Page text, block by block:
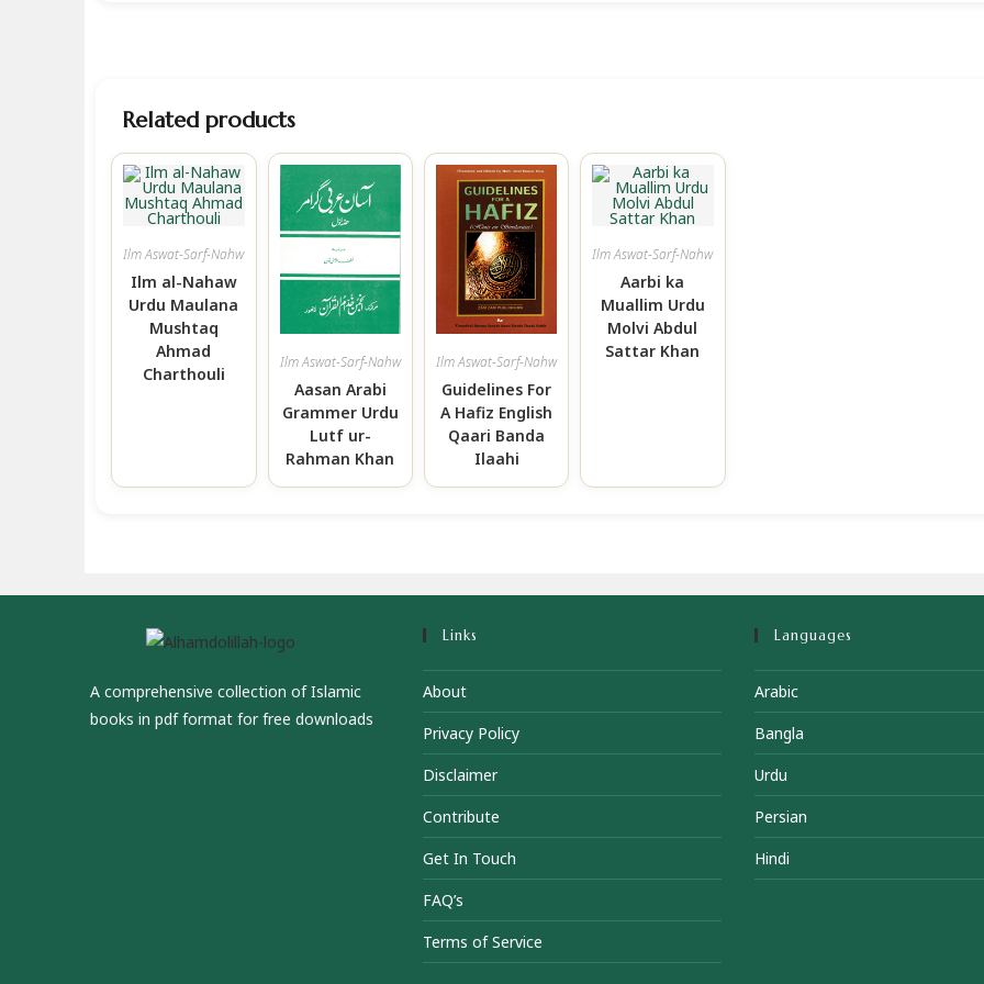
Related products
Ilm Aswat-Sarf-Nahw
Ilm al-Nahaw
Urdu Maulana
Mushtaq
Ahmad
Charthouli
Ilm Aswat-Sarf-Nahw
Aasan Arabi
Grammer Urdu
Lutf ur-
Rahman Khan
Ilm Aswat-Sarf-Nahw
Guidelines For
A Hafiz English
Qaari Banda
Ilaahi
Ilm Aswat-Sarf-Nahw
Aarbi ka
Muallim Urdu
Molvi Abdul
Sattar Khan
A comprehensive collection of Islamic
books in pdf format for free downloads
Links
About
Privacy Policy
Disclaimer
Contribute
Get In Touch
FAQ’s
Terms of Service
Languages
Arabic
Bangla
Urdu
Persian
Hindi